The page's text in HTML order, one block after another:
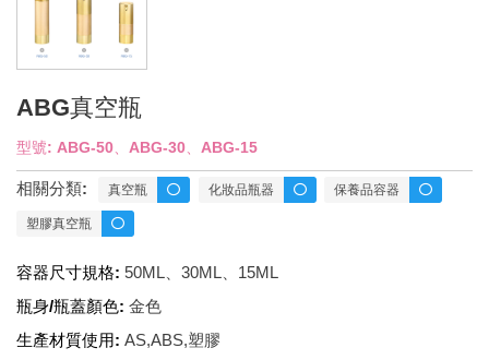
ABG真空瓶
型號: ABG-50、ABG-30、ABG-15
相關分類: 真空瓶 化妝品瓶器 保養品容器
塑膠真空瓶
容器尺寸規格: 50ML、30ML、15ML
瓶身/瓶蓋顏色: 金色
生產材質使用: AS,ABS,塑膠